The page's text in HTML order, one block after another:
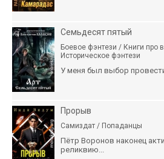
Семьдесят пятый
Боевое фэнтези / Книги
Историческое фэнтези
У меня был выбор
Прорыв
Самиздат / Попаданцы
Пётр Воронов наконец
реликвию...